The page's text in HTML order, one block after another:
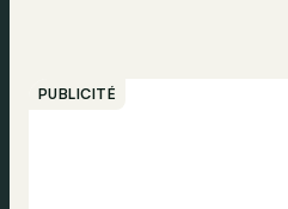
PUBLICITÉ